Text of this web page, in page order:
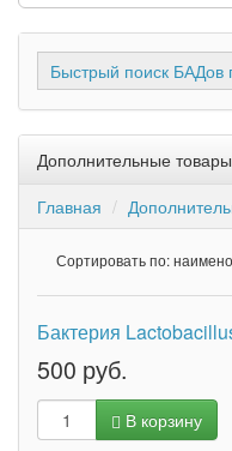
Быстрый поиск БАДов
Дополнительные товары
Главная
Сортировать по:
Бактерия
500 руб.
В корзину